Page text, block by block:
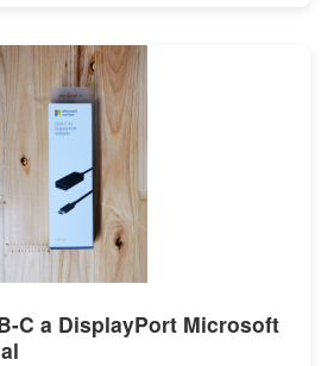
C a DisplayPort Microsoft